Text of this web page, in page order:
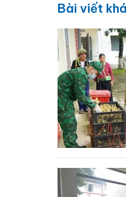
Bài viết